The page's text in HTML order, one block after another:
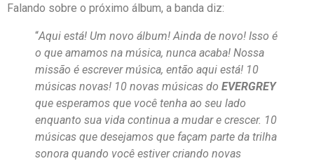
Falando sobre o próximo álbum, a banda diz:
“Aqui está! Um novo álbum! Ainda de novo! Isso é
o que amamos na música, nunca acaba! Nossa
missão é escrever música, então aqui está! 10
músicas novas! 10 novas músicas do EVERGREY
que esperamos que você tenha ao seu lado
enquanto sua vida continua a mudar e crescer. 10
músicas que desejamos que façam parte da trilha
sonora quando você estiver criando novas